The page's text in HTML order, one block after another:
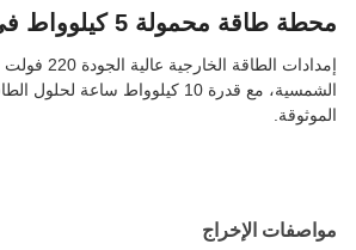
محطة طاقة محمولة 5 كيلوواط في الساعة
إمدادات
الشمسية، مع قدرة 10 كيلوواط ساعة
الموثوقة.
مواصفات الإخراج